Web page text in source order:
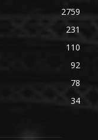
2759
231
110
92
78
34